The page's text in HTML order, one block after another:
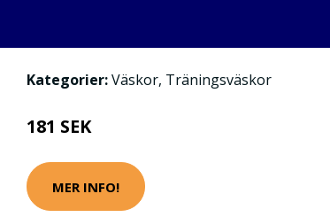
Kategorier:Väskor, Träningsväskor
181 SEK
MER INFO!